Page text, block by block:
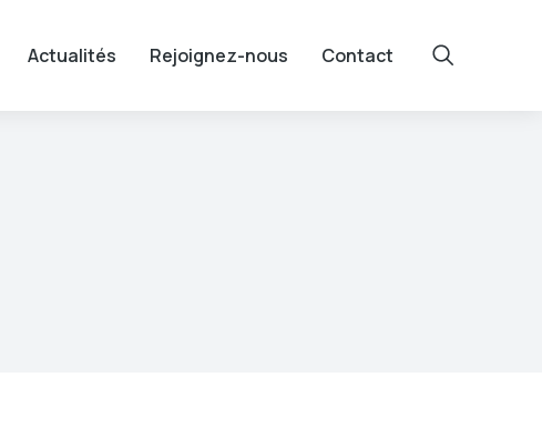
Actualités Rejoignez-nous Contact